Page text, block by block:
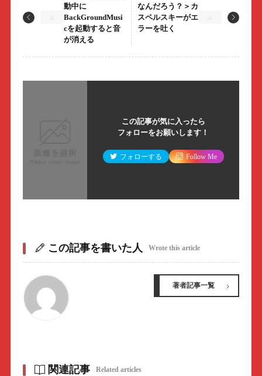
動中に
BackGroundMusi
cを起動すると音
が消える
なんだろう？＞カ
スペルスキーがエ
ラーを吐く
この記事が気に入ったら
フォローをお願いします！
フォローする Follow Me
この記事を書いた人 Wrote this article
著者記事一覧
関連記事 Related articles